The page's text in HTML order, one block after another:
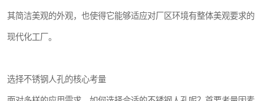
其简洁美观的外观，也使得它能够适应对厂区环境有整体美观要求的
现代化工厂。
选择不锈钢人孔的核心考量